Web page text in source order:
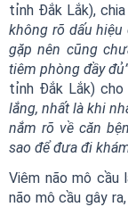
tỉnh Đắk Lắk), chia
không rõ dấu
gặp nên cũng
tiêm phòng đầy
tỉnh Đắk Lắk) cho
lắng, nhất là khi
nắm rõ về căn
sao để đưa đi
Viêm não mô cầu
não mô cầu gây